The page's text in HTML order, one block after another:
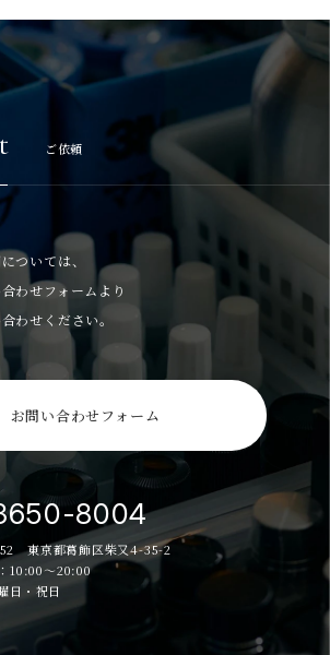
ご依頼
ついては、
わせフォームより
わせください。
お問い合わせフォーム
8004
東京都葛飾区柴又4-35-2
10:00～20:00
日・祝日